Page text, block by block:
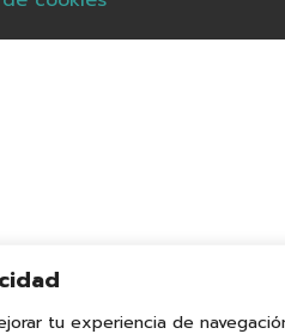
tu experiencia de